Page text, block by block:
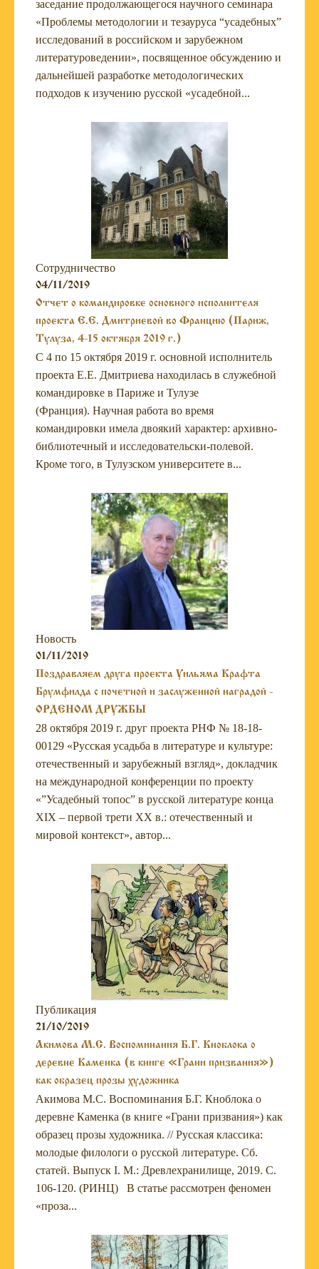
заседание продолжающегося научного семинара
«Проблемы методологии и тезауруса “усадебных”
исследований в российском и зарубежном
литературоведении», посвященное обсуждению и
дальнейшей разработке методологических
подходов к изучению русской «усадебной...
Сотрудничество
04/11/2019
Отчет о командировке основного исполнителя
проекта E.Е. Дмитриевой во Францию (Париж,
Тулуза, 4-15 октября 2019 г.)
С 4 по 15 октября 2019 г. основной исполнитель
проекта Е.Е. Дмитриева находилась в служебной
командировке в Париже и Тулузе
(Франция). Научная работа во время
командировки имела двоякий характер: архивно-
библиотечный и исследовательски-полевой.
Кроме того, в Тулузском университете в...
Новость
01/11/2019
Поздравляем друга проекта Уильяма Крафта
Брумфилда с почетной и заслуженной наградой -
ОРДЕНОМ ДРУЖБЫ
28 октября 2019 г. друг проекта РНФ № 18-18-
00129 «Русская усадьба в литературе и культуре:
отечественный и зарубежный взгляд», докладчик
на международной конференции по проекту
«”Усадебный топос” в русской литературе конца
XIX – первой трети XX в.: отечественный и
мировой контекст», автор...
Публикация
21/10/2019
Акимова М.С. Воспоминания Б.Г. Кноблока о
деревне Каменка (в книге «Грани призвания»)
как образец прозы художника
Акимова М.С. Воспоминания Б.Г. Кноблока о
деревне Каменка (в книге «Грани призвания») как
образец прозы художника. // Русская классика:
молодые филологи о русской литературе. Сб.
статей. Выпуск I. М.: Древлехранилище, 2019. С.
106-120. (РИНЦ) В статье рассмотрен феномен
«проза...